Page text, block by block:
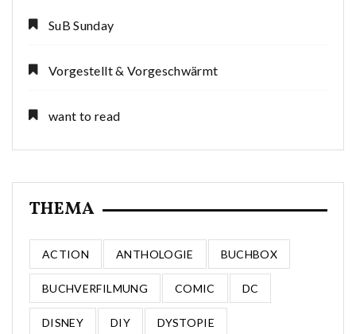
SuB Sunday
Vorgestellt & Vorgeschwärmt
want to read
THEMA
ACTION ANTHOLOGIE BUCHBOX
BUCHVERFILMUNG COMIC DC
DISNEY DIY DYSTOPIE